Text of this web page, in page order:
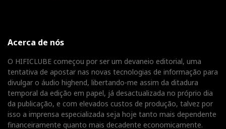
Acerca de nós
O HIFICLUBE começou por ser um devaneio editorial, uma
tentativa de apostar nas novas tecnologias de informação para
divulgar o áudio highend, libertando-me assim da ditadura
temporal da edição em papel, já desactualizada no próprio dia
da publicação, e com elevados custos de produção, talvez por
isso a imprensa especializada seja hoje tanto mais dependente
financeiramente quanto mais decadente economicamente.